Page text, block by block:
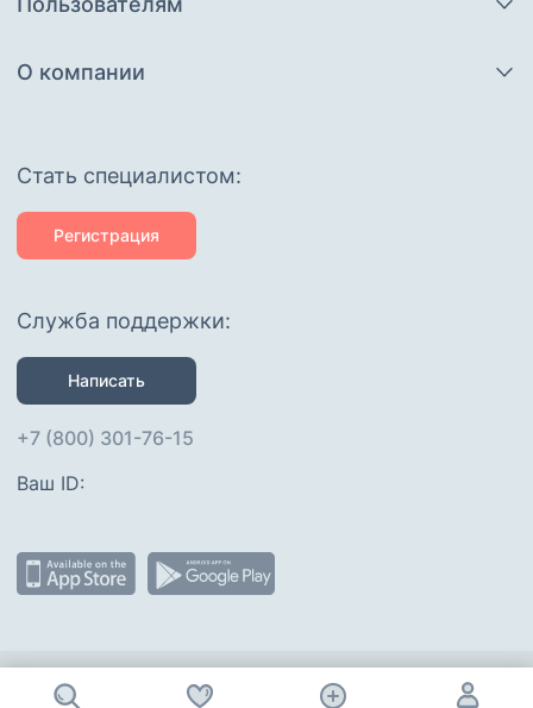
О компании
Cтать специалистом:
Регистрация
Служба поддержки:
Написать
+7 (800) 301-76-15
Ваш ID:
Присоединяйтесь :